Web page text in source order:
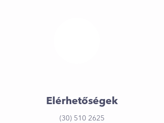
Elérhetőségek
(30) 510 2625